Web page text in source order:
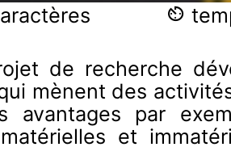
de recherche
mènent des
avantages par
et